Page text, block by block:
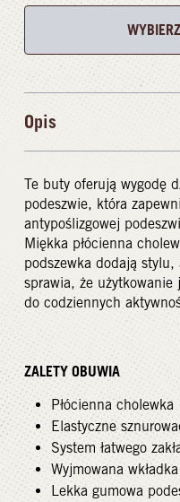
Opis
Te buty oferują wygodę
podeszwie, która
antypoślizgowej
Miękka płócienna
podszewka dodają stylu,
sprawia, że
do codziennych
ZALETY OBUWIA
Płócienna cholewka
Elastyczne
System łatwego
Wyjmowana
Lekka gumowa